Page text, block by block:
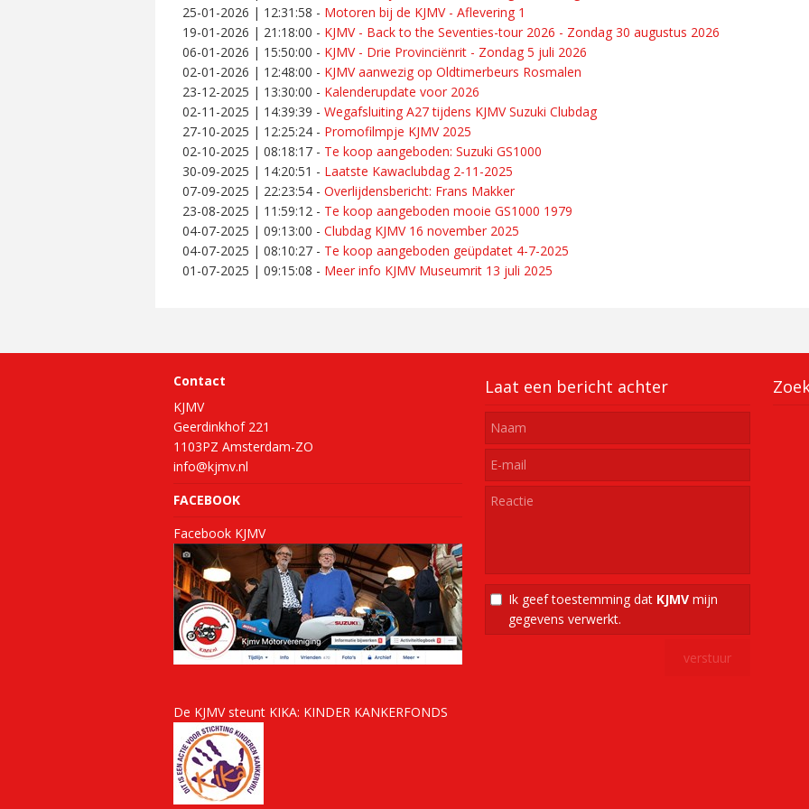
25-01-2026 | 12:31:58 - Motoren bij de KJMV - Aflevering 1
19-01-2026 | 21:18:00 - KJMV - Back to the Seventies-tour 2026 - Zondag 30 augustus 2026
06-01-2026 | 15:50:00 - KJMV - Drie Provinciënrit - Zondag 5 juli 2026
02-01-2026 | 12:48:00 - KJMV aanwezig op Oldtimerbeurs Rosmalen
23-12-2025 | 13:30:00 - Kalenderupdate voor 2026
02-11-2025 | 14:39:39 - Wegafsluiting A27 tijdens KJMV Suzuki Clubdag
27-10-2025 | 12:25:24 - Promofilmpje KJMV 2025
02-10-2025 | 08:18:17 - Te koop aangeboden: Suzuki GS1000
30-09-2025 | 14:20:51 - Laatste Kawaclubdag 2-11-2025
07-09-2025 | 22:23:54 - Overlijdensbericht: Frans Makker
23-08-2025 | 11:59:12 - Te koop aangeboden mooie GS1000 1979
04-07-2025 | 09:13:00 - Clubdag KJMV 16 november 2025
04-07-2025 | 08:10:27 - Te koop aangeboden geüpdatet 4-7-2025
01-07-2025 | 09:15:08 - Meer info KJMV Museumrit 13 juli 2025
Contact
KJMV
Geerdinkhof 221
1103PZ Amsterdam-ZO
info@kjmv.nl
FACEBOOK
Facebook KJMV
De KJMV steunt KIKA: KINDER KANKERFONDS
Laat een bericht achter
Ik geef toestemming dat KJMV mijn
gegevens verwerkt.